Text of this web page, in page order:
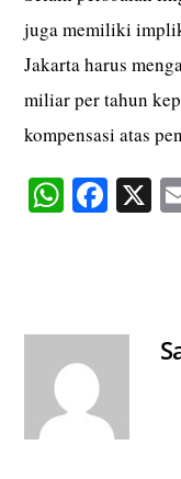
juga memiliki
Jakarta harus
miliar per tahun
kompensasi atas
W
pp
Fa X